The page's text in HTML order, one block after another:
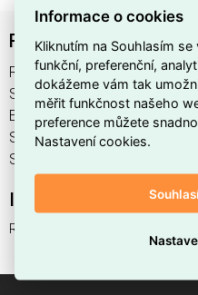
RUDY AP2 SQUARE
RUDY AP2 SQUARE
Svítidla, světelné zdroje a
EAN 8021696294803, kód
SQUARE BIANCO nabízíme
SQUARE BIANCO je
Interní název produktu
RUDY AP2 SQUARE BIANCO
Informace o cookies
Kliknutím na Souhlasím
funkční, preferenční,
dokážeme vám tak
měřit funkčnost našeho
preference můžete
Nastavení cookies.